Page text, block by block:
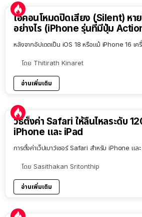
ไอคอนโหมดปิดเสียง (Silent) หา
อย่างไร (iPhone รุ่นที่มีปุ่ม
หลังจากอัปเดตเป็น iOS 18 หรือแม้ iPhone 16 เค
โดย Thitirath Kinaret
อ่านเพิ่มเติม
วิธีตั้งค่า Safari ให้ลื่นไหลระดับ
iPhone และ iPad
การตั้งค่าเว็ปเบาว์เซอร์ Safari สำหรับ iPhone แ
โดย Sasithakan Sritonthip
อ่านเพิ่มเติม